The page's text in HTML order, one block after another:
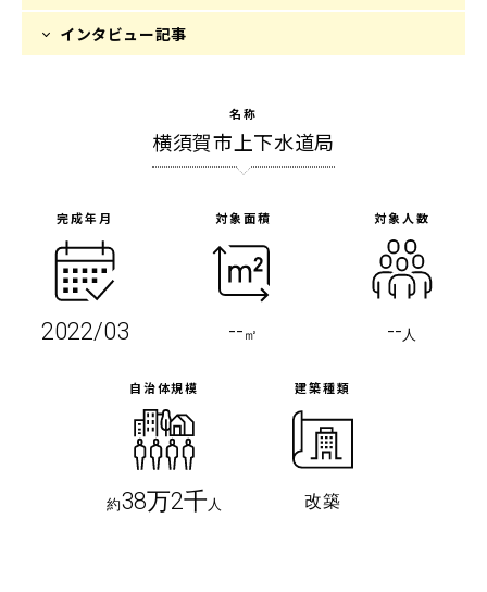
インタビュー記事
名称
横須賀市上下水道局
完成年月
2022/03
対象面積
-- ㎡
対象人数
-- 人
自治体規模
約38万2千 人
建築種類
改築